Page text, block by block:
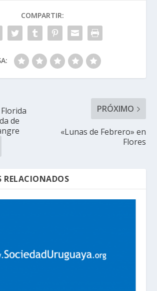
COMPARTIR:
de
PRÓXIMO
«Lunas de Febrero» en
Flores
RELACIONADOS